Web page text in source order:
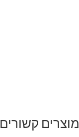
מוצרים קשורים